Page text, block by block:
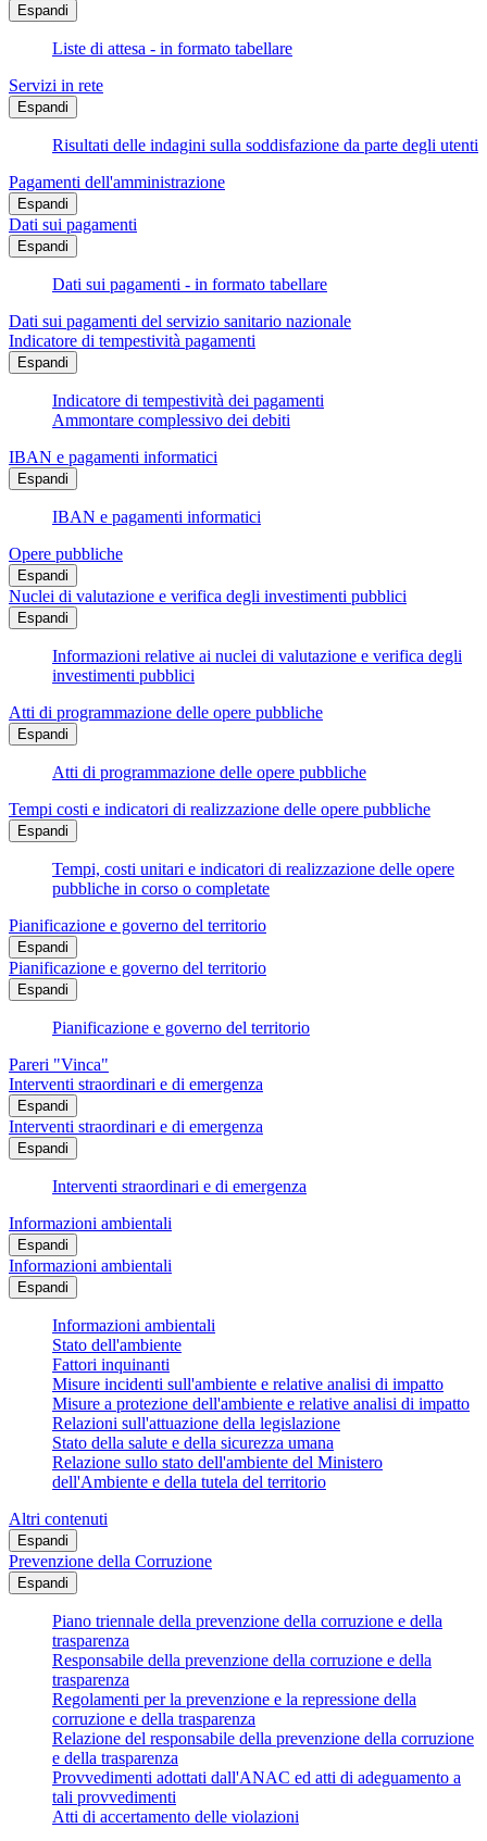
Espandi
Liste di attesa - in formato tabellare
Servizi in rete
Espandi
Risultati delle indagini sulla soddisfazione da parte degli utenti
Pagamenti dell'amministrazione
Espandi
Dati sui pagamenti
Espandi
Dati sui pagamenti - in formato tabellare
Dati sui pagamenti del servizio sanitario nazionale
Indicatore di tempestività pagamenti
Espandi
Indicatore di tempestività dei pagamenti
Ammontare complessivo dei debiti
IBAN e pagamenti informatici
Espandi
IBAN e pagamenti informatici
Opere pubbliche
Espandi
Nuclei di valutazione e verifica degli investimenti pubblici
Espandi
Informazioni relative ai nuclei di valutazione e verifica degli
investimenti pubblici
Atti di programmazione delle opere pubbliche
Espandi
Atti di programmazione delle opere pubbliche
Tempi costi e indicatori di realizzazione delle opere pubbliche
Espandi
Tempi, costi unitari e indicatori di realizzazione delle opere
pubbliche in corso o completate
Pianificazione e governo del territorio
Espandi
Pianificazione e governo del territorio
Espandi
Pianificazione e governo del territorio
Pareri "Vinca"
Interventi straordinari e di emergenza
Espandi
Interventi straordinari e di emergenza
Espandi
Interventi straordinari e di emergenza
Informazioni ambientali
Espandi
Informazioni ambientali
Espandi
Informazioni ambientali
Stato dell'ambiente
Fattori inquinanti
Misure incidenti sull'ambiente e relative analisi di impatto
Misure a protezione dell'ambiente e relative analisi di impatto
Relazioni sull'attuazione della legislazione
Stato della salute e della sicurezza umana
Relazione sullo stato dell'ambiente del Ministero
dell'Ambiente e della tutela del territorio
Altri contenuti
Espandi
Prevenzione della Corruzione
Espandi
Piano triennale della prevenzione della corruzione e della
trasparenza
Responsabile della prevenzione della corruzione e della
trasparenza
Regolamenti per la prevenzione e la repressione della
corruzione e della trasparenza
Relazione del responsabile della prevenzione della corruzione
e della trasparenza
Provvedimenti adottati dall'ANAC ed atti di adeguamento a
tali provvedimenti
Atti di accertamento delle violazioni